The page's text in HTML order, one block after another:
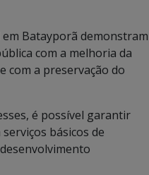
Batayporã demonstram
com a melhoria da
com a preservação do
é possível garantir
básicos de